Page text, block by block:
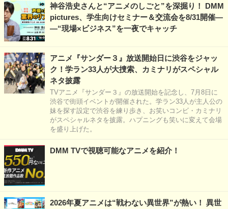
神谷浩史さんと“アニメのしごと”を深掘り！ DMM
pictures、学生向けセミナー＆交流会を8/31開催―
―“現場×ビジネス”を一夜でキャッチ
アニメ『サンダー３』放送開始日に渋谷をジャッ
ク！学ラン33人が大捜索、カミナリがスペシャル
ネタ披露
TVアニメ『サンダー３』の放送開始を記念し、7月8日に
渋谷で街頭イベントが開催された。学ラン33人が主人公の
妹を探す設定で渋谷を練り歩き、お笑いコンビ・カミナリ
がスペシャルネタを披露。ハプニングも笑いに変えて会場
を盛り上げた。
DMM TVで視聴可能なアニメを紹介！
2026年夏アニメは“戦わない異世界”が熱い！ 異世